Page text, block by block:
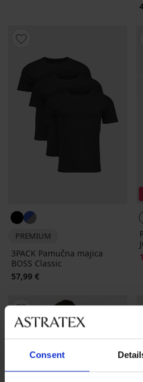
Consent
PREMIUM
3PACK Pamučna majica
BOSS Classic
57,99 €